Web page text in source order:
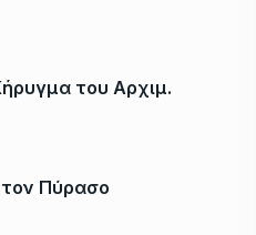
του Αρχιμ.
Πύρασο